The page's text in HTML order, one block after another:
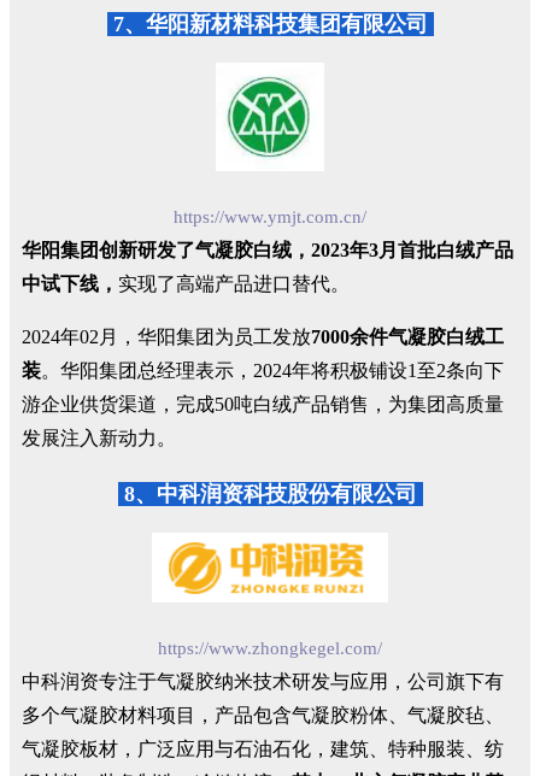
7、华阳新材料科技集团有限公司
https://www.ymjt.com.cn/
华阳集团创新研发了气凝胶白绒，2023年3月首批白绒产品
中试下线， 实现了高端产品进口替代。
2024年02月，华阳集团为员工发放7000余件气凝胶白绒工
装。华阳集团总经理表示，2024年将积极铺设1至2条向下
游企业供货渠道，完成50吨白绒产品销售，为集团高质量
发展注入新动力。
8、中科润资科技股份有限公司
https://www.zhongkegel.com/
中科润资专注于气凝胶纳米技术研发与应用，公司旗下有
多个气凝胶材料项目，产品包含气凝胶粉体、气凝胶毡、
气凝胶板材，广泛应用与石油石化，建筑、特种服装、纺